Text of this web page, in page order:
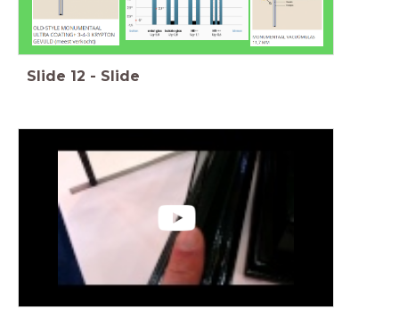
Slide 12 - Slide